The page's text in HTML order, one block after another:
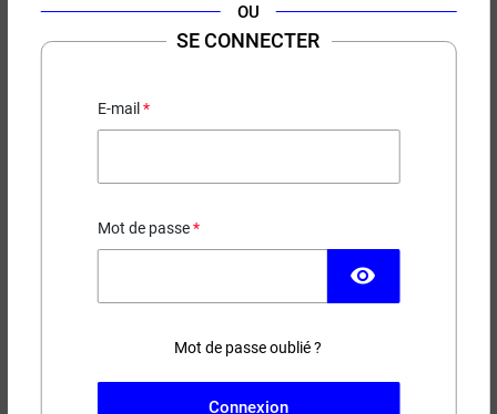
OU
SE CONNECTER
E-mail
Mot de passe
visibility
Mot de passe oublié ?
Connexion
10ML